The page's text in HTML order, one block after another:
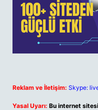
Reklam ve İletişim: Skype:
Yasal Uyarı: Bu internet